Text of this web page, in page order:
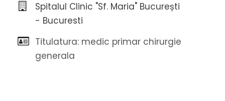
Spitalul Clinic "Sf. Maria" București
- Bucuresti
Titulatura: medic primar chirurgie
generala